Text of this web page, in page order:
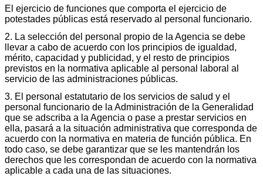
El ejercicio de funciones que comporta el ejercicio de
potestades públicas está reservado al personal funcionario.
2. La selección del personal propio de la Agencia se debe
llevar a cabo de acuerdo con los principios de igualdad,
mérito, capacidad y publicidad, y el resto de principios
previstos en la normativa aplicable al personal laboral al
servicio de las administraciones públicas.
3. El personal estatutario de los servicios de salud y el
personal funcionario de la Administración de la Generalidad
que se adscriba a la Agencia o pase a prestar servicios en
ella, pasará a la situación administrativa que corresponda de
acuerdo con la normativa en materia de función pública. En
todo caso, se debe garantizar que se les mantendrán los
derechos que les correspondan de acuerdo con la normativa
aplicable a cada una de las situaciones.